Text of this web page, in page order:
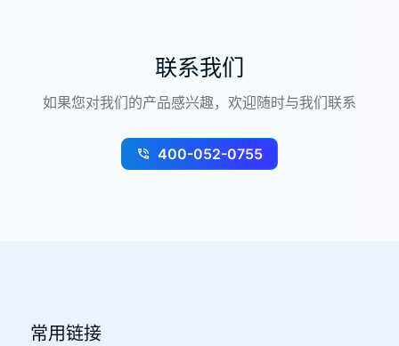
联系我们
如果您对我们的产品感兴趣，欢迎随时与我们联系
400-052-0755
常用链接